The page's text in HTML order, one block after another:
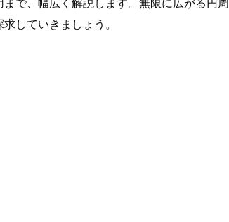
していきましょう。